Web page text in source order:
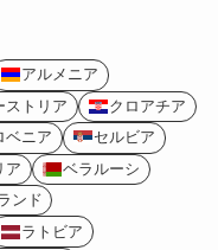
アルメニア
ストリア
クロアチア
ベニア
セルビア
ア
ベラルーシ
ンド
ラトビア